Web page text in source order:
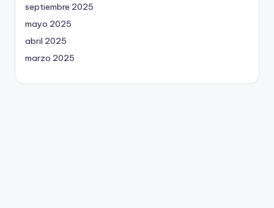
septiembre 2025
mayo 2025
abril 2025
marzo 2025